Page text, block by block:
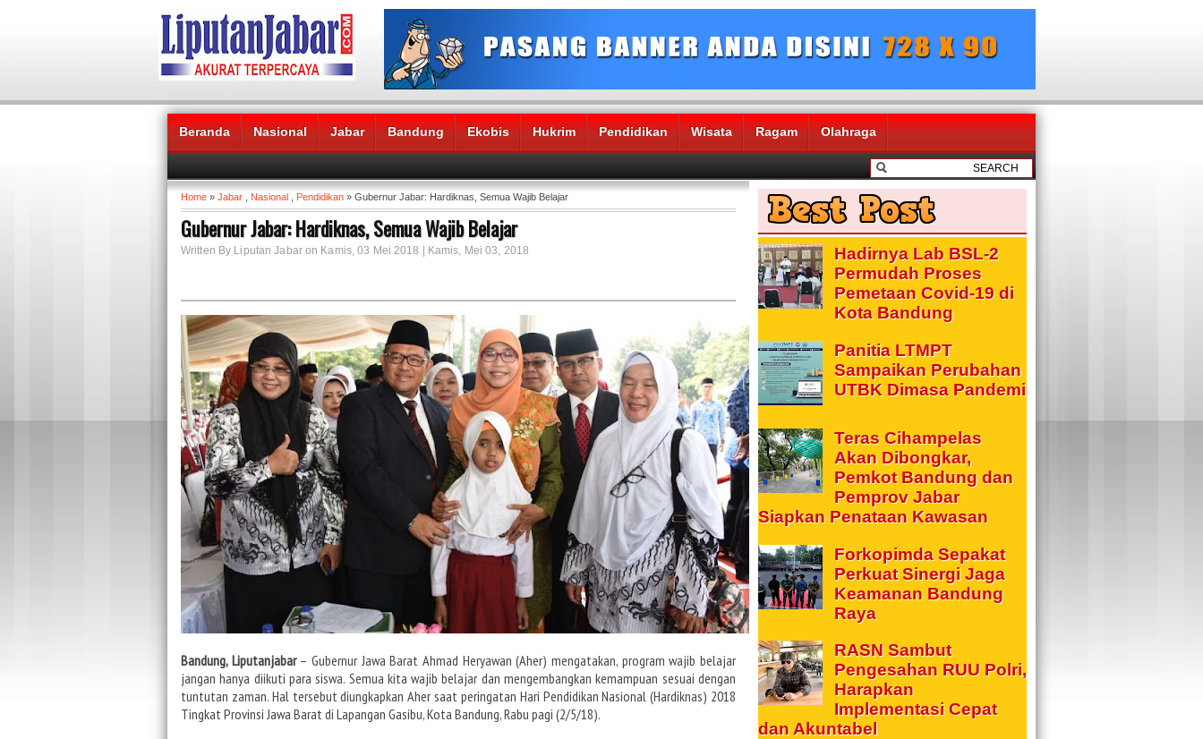
Beranda Nasional Jabar Bandung Ekobis Hukrim Pendidikan Wisata Ragam Olahraga
Headlines News :
Home » Jabar Nasional Pendidikan » Gubernur Jabar: Hardiknas, Semua Wajib Belajar
Gubernur Jabar: Hardiknas, Semua Wajib Belajar
Written By Liputan Jabar on Kamis, 03 Mei 2018 | Kamis, Mei 03, 2018
Bandung, Liputanjabar– Gubernur Jawa Barat Ahmad Heryawan (Aher) mengatakan, program wajib belajar
jangan hanya diikuti para siswa. Semua kita wajib belajar dan mengembangkan kemampuan sesuai dengan
tuntutan zaman. Hal tersebut diungkapkan Aher saat peringatan Hari Pendidikan Nasional (Hardiknas) 2018
Tingkat Provinsi Jawa Barat di Lapangan Gasibu, Kota Bandung, Rabu pagi (2/5/18).
Hadirnya Lab BSL-2
Permudah Proses
Pemetaan Covid-19 di
Kota Bandung
Panitia LTMPT
Sampaikan Perubahan
UTBK Dimasa Pandemi
Teras Cihampelas
Akan Dibongkar,
Pemkot Bandung dan
Pemprov Jabar
Siapkan Penataan Kawasan
Forkopimda Sepakat
Perkuat Sinergi Jaga
Keamanan Bandung
Raya
RASN Sambut
Pengesahan RUU Polri,
Harapkan
Implementasi Cepat
dan Akuntabel